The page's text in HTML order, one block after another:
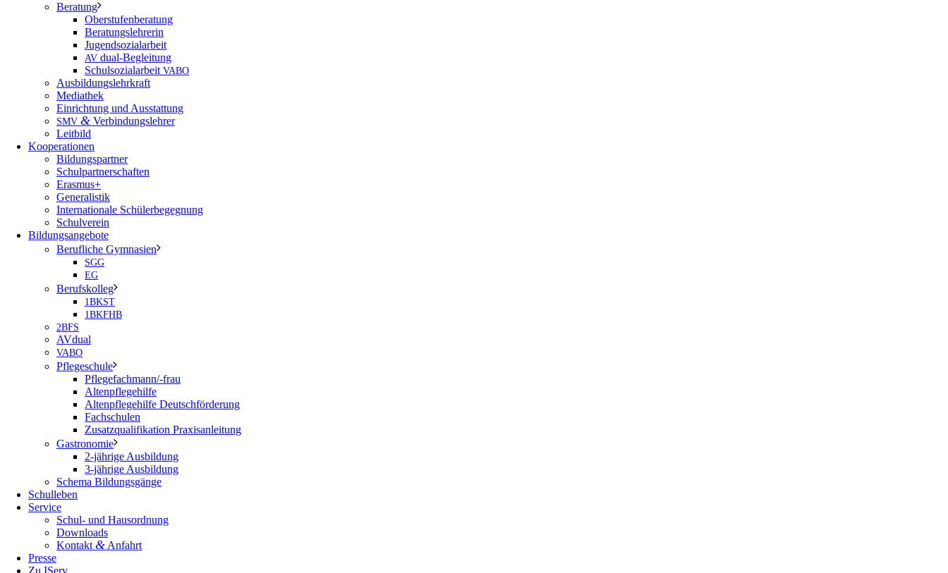
Beratung
Oberstufenberatung
Beratungslehrerin
Jugendsozialarbeit
AV dual-Begleitung
Schulsozialarbeit VABO
Ausbildungslehrkraft
Mediathek
Einrichtung und Ausstattung
SMV & Verbindungslehrer
Leitbild
Kooperationen
Bildungspartner
Schulpartnerschaften
Erasmus+
Generalistik
Internationale Schülerbegegnung
Schulverein
Bildungsangebote
Berufliche Gymnasien
SGG
EG
Berufskolleg
1BKST
1BKFHB
2BFS
AVdual
VABO
Pflegeschule
Pflegefachmann/-frau
Altenpflegehilfe
Altenpflegehilfe Deutschförderung
Fachschulen
Zusatzqualifikation Praxisanleitung
Gastronomie
2-jährige Ausbildung
3-jährige Ausbildung
Schema Bildungsgänge
Schulleben
Service
Schul- und Hausordnung
Downloads
Kontakt & Anfahrt
Presse
Zu IServ